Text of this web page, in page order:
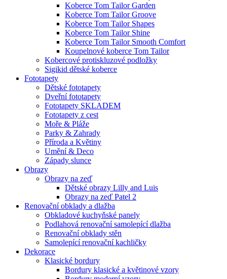
Koberce Tom Tailor Garden
Koberce Tom Tailor Groove
Koberce Tom Tailor Shapes
Koberce Tom Tailor Shine
Koberce Tom Tailor Smooth Comfort
Koupelnové koberce Tom Tailor
Kobercové protiskluzové podložky
Sigikid dětské koberce
Fototapety
Dětské fototapety
Dveřní fototapety
Fototapety SKLADEM
Fototapety z cest
Moře & Pláže
Parky & Zahrady
Příroda a Květiny
Umění & Deco
Západy slunce
Obrazy
Obrazy na zeď
Dětské obrazy Lilly and Luis
Obrazy na zeď Patel 2
Renovační obklady a dlažba
Obkladové kuchyňské panely
Podlahová renovační samolepící dlažba
Renovační obklady stěn
Samolepící renovační kachličky
Dekorace
Klasické bordury
Bordury klasické a květinové vzory